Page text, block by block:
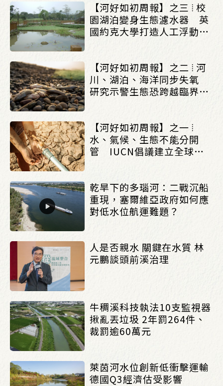
【河好如初周報】之三 ⦙ 校
園湖泊變身生態濾水器 英
國約克大學打造人工浮動濕
【河好如初周報】之二 ⦙ 河
川、湖泊、海洋同步失氧
研究示警生態恐跨越臨界點
【河好如初周報】之一 ⦙
水、氣候、生態不能分開
管 IUCN倡議建立全球水
乾旱下的多瑙河：二戰沉船
重現，塞爾維亞政府如何應
對低水位航運難題？
人是否親水 關鍵在水質 林
元鵬談頭前溪治理
牛稠溪科技執法10支監視器
揪亂丟垃圾 2年罰264件、
裁罰逾60萬元
萊茵河水位創新低衝擊運輸
德國Q3經濟估受影響